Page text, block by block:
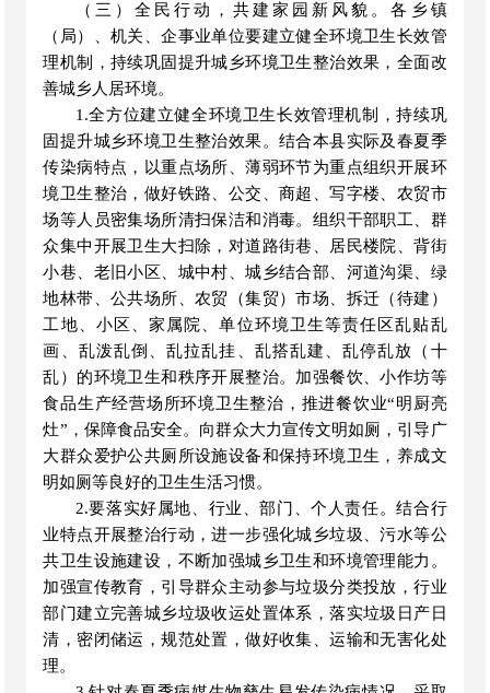
（ 三 ）全民行动，共建家园新风貌。各 乡镇
（局）、机关、企事业单位要建立健全环境卫生长效管
理机制，持续巩固提升城乡环境卫生整治效果，全面改
善城乡人居环境。
1.全方位建立健全环境卫生长效管理机制
，持续巩
固提升城乡环境卫生整治效果。结合本县实际及春夏季
传染病特点，以重点场所、薄弱环节为重点组织开展环
境卫生整治 ，做好铁路、公交、商超、写字楼 、农贸市
场等人员密集场所清扫保洁和消毒。 组织干部职工、群
众集中开展卫生大扫除，对道路街巷、居民楼院、背街
小巷、老旧小区、城中村、城乡结合部、河道沟渠、绿
地林带、公共场所、农贸（集贸）市场、拆迁（待建）
工地、小区、家属院、单位环境卫生等责任区乱贴乱
画、乱泼乱倒、乱拉乱挂、乱搭乱建、乱停乱放（十
乱）的环境卫生和秩序开展整治。加强餐饮、小作坊等
食品生产经营场所环境卫生整治，推进餐饮业“明厨亮
灶” ，保障食品安全。 向群众大力宣传文明如厕，引导广
大群众爱护公共厕所设施设备和保持环境卫生，养成文
明如厕等良好的卫生生活习惯。
2.要落实好属地、行业、部门、个人责任。结合行
业特点开展整治行动，进一步强化城乡垃圾、污水等公
共卫生设施建设，不断加强城乡卫生和环境管理能力。
加强宣传教育，引导群众主动参与垃圾分类投放，行业
部门建立完善城乡垃圾收运处置体系，落实垃圾 日产日
清，密闭储运 ，规范处置，做好收集、运输和无害化处
理。